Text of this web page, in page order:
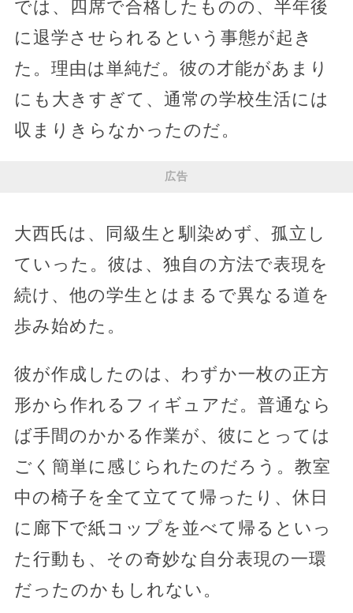
では、四席で合格したものの、半年後
に退学させられるという事態が起き
た。理由は単純だ。彼の才能があまり
にも大きすぎて、通常の学校生活には
収まりきらなかったのだ。
広告
大西氏は、同級生と馴染めず、孤立し
ていった。彼は、独自の方法で表現を
続け、他の学生とはまるで異なる道を
歩み始めた。
彼が作成したのは、わずか一枚の正方
形から作れるフィギュアだ。普通なら
ば手間のかかる作業が、彼にとっては
ごく簡単に感じられたのだろう。教室
中の椅子を全て立てて帰ったり、休日
に廊下で紙コップを並べて帰るといっ
た行動も、その奇妙な自分表現の一環
だったのかもしれない。